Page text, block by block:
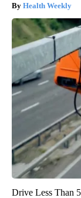
Health Weekly
Drive Less Than